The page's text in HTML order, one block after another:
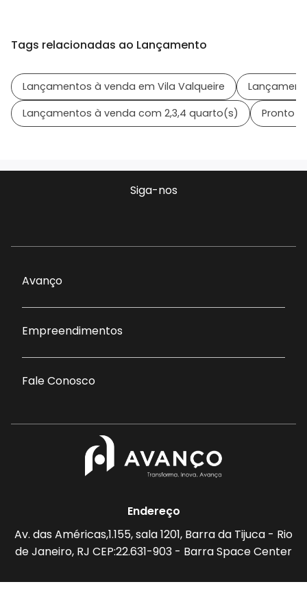
Tags relacionadas ao Lançamento
Lançamentos à venda em Vila Valqueire
Lançamentos à venda com 2,3,4 quarto(s)
Pronto
Siga-nos
Avanço
Empreendimentos
Fale Conosco
Endereço
Av. das Américas,1.155, sala 1201, Barra da Tijuca - Rio
de Janeiro, RJ CEP:22.631-903 - Barra Space Center